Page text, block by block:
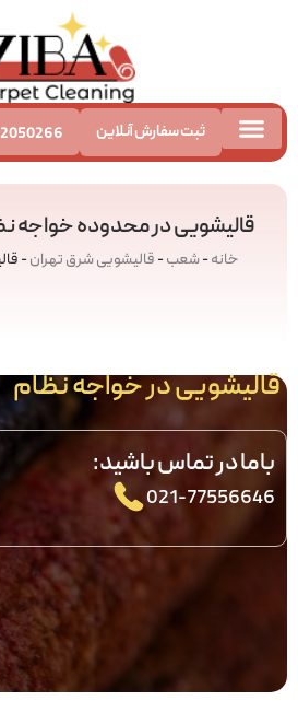
ثبت سفارش آنلاین
قالیشویی در محدوده خواجه
خانه-شعب- قالیشویی شرق تهران-
قالیشویی در خواجه نظام
021-77556646
باما در تماس باشید: